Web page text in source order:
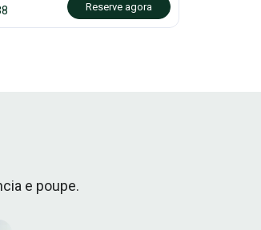
Reserve agora
e poupe.